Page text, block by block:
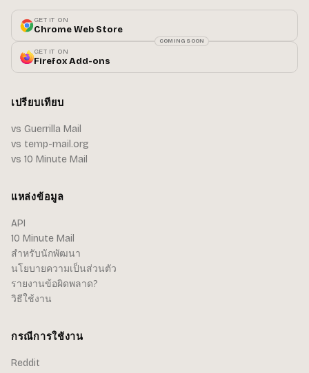
GET IT ON
Chrome Web Store
GET IT ON
Firefox Add-ons
COMING SOON
เปรียบเทียบ
vs Guerrilla Mail
vs temp-mail.org
vs 10 Minute Mail
แหล่งข้อมูล
API
10 Minute Mail
สำหรับนักพัฒนา
นโยบายความเป็นส่วนตัว
รายงานข้อผิดพลาด?
วิธีใช้งาน
กรณีการใช้งาน
Reddit